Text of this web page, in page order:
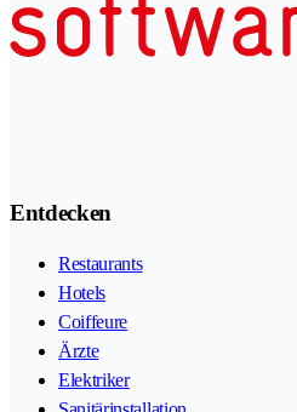
Entdecken
Restaurants
Hotels
Coiffeure
Ärzte
Elektriker